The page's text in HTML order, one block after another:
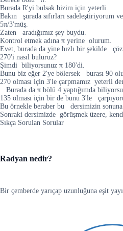
Burada R'yi bulsak bizim için yeterli.
Bakın şurada sıfırları sadeleştiriyorum
5π/3'müş.
Zaten aradığımız şey buydu.
Kontrol etmek adına π yerine olurum.
Evet, burada da yine hızlı bir şekilde
270'i nasıl buluruz?
Şimdi biliyorsunuz π 180'di.
Bunu biz eğer 2'ye bölersek burası 90
270 olması için 3'le çarpmamız yeterli
Burada da π bölü 4 yaptığımda
135 olması için bir de bunu 3'le
Bu örnekle beraber bu dersimizin
Sonraki dersimizde görüşmek üzere,
Sıkça Sorulan Sorular
Radyan nedir?
Bir çemberde yarıçap uzunluğuna eşit